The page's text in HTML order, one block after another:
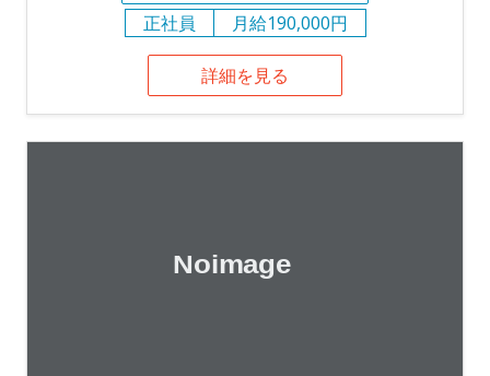
正社員
月給190,000円
詳細を見る